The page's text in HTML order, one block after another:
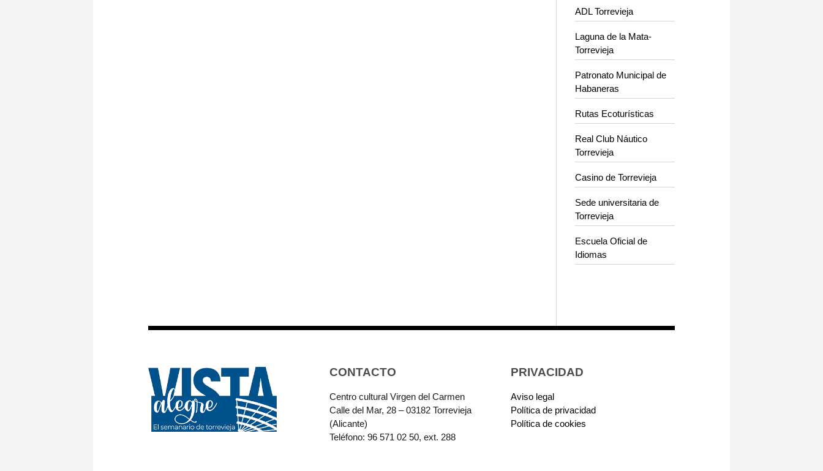
ADL Torrevieja
Laguna de la Mata-
Torrevieja
Patronato Municipal de
Habaneras
Rutas Ecoturísticas
Real Club Náutico
Torrevieja
Casino de Torrevieja
Sede universitaria de
Torrevieja
Escuela Oficial de
Idiomas
CONTACTO
Centro cultural Virgen del Carmen
Calle del Mar, 28 – 03182 Torrevieja
(Alicante)
Teléfono: 96 571 02 50, ext. 288
PRIVACIDAD
Aviso legal
Política de privacidad
Política de cookies